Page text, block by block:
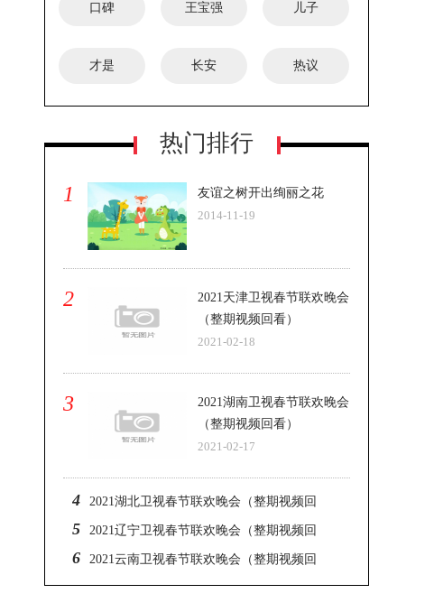
口碑 王宝强 儿子
才是 长安 热议
热门排行
1
友谊之树开出绚丽之花
2014-11-19
2
2021天津卫视春节联欢晚会
（整期视频回看）
2021-02-18
3
2021湖南卫视春节联欢晚会
（整期视频回看）
2021-02-17
4 2021湖北卫视春节联欢晚会（整期视频回
看）
5 2021辽宁卫视春节联欢晚会（整期视频回
看）
6 2021云南卫视春节联欢晚会（整期视频回
看）